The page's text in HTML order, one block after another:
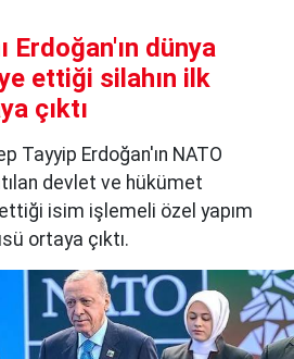
Erdoğan'ın dünya
ettiği silahın ilk
çıktı
Tayyip Erdoğan'ın NATO
devlet ve hükümet
isim işlemeli özel yapım
ortaya çıktı.